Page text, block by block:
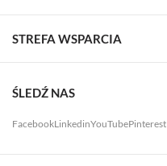
STREFA WSPARCIA
ŚLEDŹ NAS
FacebookLinkedinYouTubePinterest